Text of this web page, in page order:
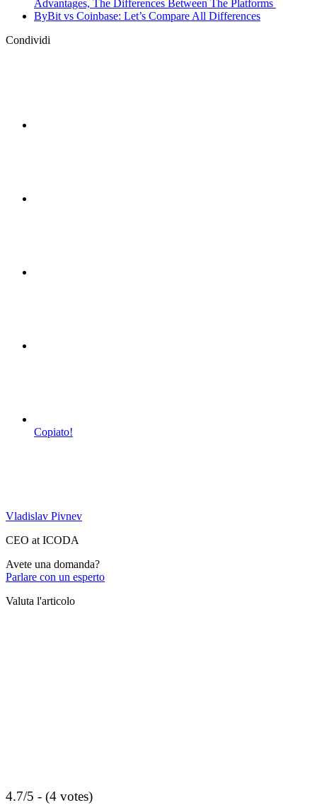
Advantages, The Differences Between The Platforms
ByBit vs Сoinbase: Let’s Compare All Differences
Condividi
Copiato!
Vladislav Pivnev
CEO at ICODA
Avete una domanda?
Parlare con un esperto
Valuta l'articolo
4.7/5 - (4 votes)